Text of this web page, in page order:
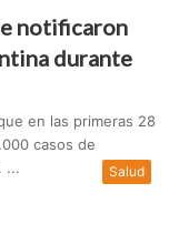
notificaron
durante
en las primeras 28
casos de
...
Salud